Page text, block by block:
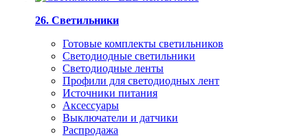
26. Светильники
Готовые комплекты светильников
Светодиодные светильники
Светодиодные ленты
Профили для светодиодных лент
Источники питания
Аксессуары
Выключатели и датчики
Распродажа